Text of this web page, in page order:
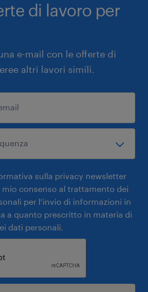
di lavoro per
e-mail con le offerte di
altri lavori simili.
sulla privacy newsletter
mio consenso al trattamento dei
per l'invio di informazioni in
a quanto prescritto in materia di
dati personali.